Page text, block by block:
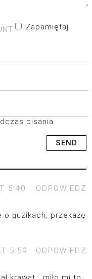
Zapamiętaj
pisania
ODPOWIEDZ
5:40
o guzikach, przekażę
ODPOWIEDZ
5:59